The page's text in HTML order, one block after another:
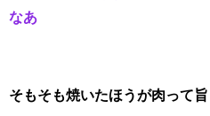
なあ
そもそも焼いたほうが肉って旨